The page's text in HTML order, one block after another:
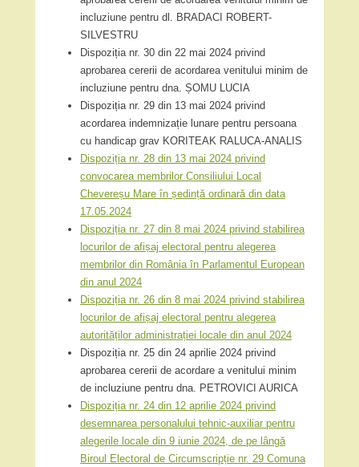
incluziune pentru dl. BRADACI ROBERT-
SILVESTRU
Dispoziția nr. 30 din 22 mai 2024 privind
aprobarea cererii de acordarea venitului minim de
incluziune pentru dna. ȘOMU LUCIA
Dispoziția nr. 29 din 13 mai 2024 privind
acordarea indemnizație lunare pentru persoana
cu handicap grav KORITEAK RALUCA-ANALIS
Dispoziția nr. 28 din 13 mai 2024 privind
convocarea membrilor Consiliului Local
Chevereșu Mare în ședință ordinară din data
17.05.2024
Dispoziția nr. 27 din 8 mai 2024 privind stabilirea
locurilor de afișaj electoral pentru alegerea
membrilor din România în Parlamentul European
din anul 2024
Dispoziția nr. 26 din 8 mai 2024 privind stabilirea
locurilor de afișaj electoral pentru alegerea
autorităților administrației locale din anul 2024
Dispoziția nr. 25 din 24 aprilie 2024 privind
aprobarea cererii de acordare a venitului minim
de incluziune pentru dna. PETROVICI AURICA
Dispoziția nr. 24 din 12 aprilie 2024 privind
desemnarea personalului tehnic-auxiliar pentru
alegerile locale din 9 iunie 2024, de pe lângă
Biroul Electoral de Circumscripție nr. 29 Comuna